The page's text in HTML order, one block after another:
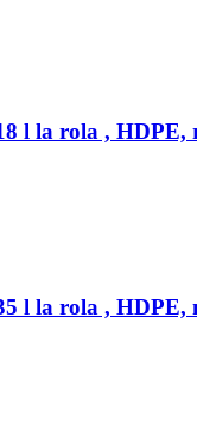
l la rola , HDPE,
l la rola , HDPE,